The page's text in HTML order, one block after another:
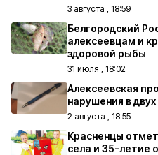
3 августа , 18:59
Белгородский
алексеевцам и
здоровой рыбы
31 июля , 18:02
Алексеевская
нарушения в
2 августа , 18:55
Красненцы
села и 35-летие